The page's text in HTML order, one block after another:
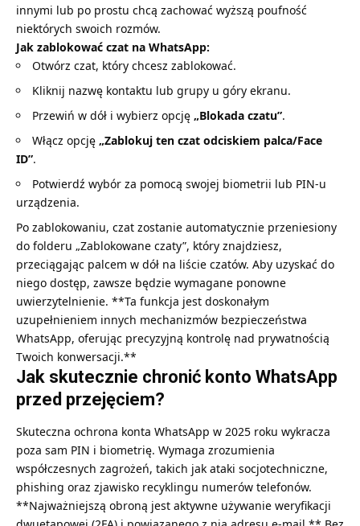
innymi lub po prostu chcą zachować wyższą poufność
niektórych swoich rozmów.
Jak zablokować czat na WhatsApp:
Otwórz czat, który chcesz zablokować.
Kliknij nazwę kontaktu lub grupy u góry ekranu.
Przewiń w dół i wybierz opcję „Blokada czatu”.
Włącz opcję „Zablokuj ten czat odciskiem palca/Face
ID”.
Potwierdź wybór za pomocą swojej biometrii lub PIN-u
urządzenia.
Po zablokowaniu, czat zostanie automatycznie przeniesiony
do folderu „Zablokowane czaty”, który znajdziesz,
przeciągając palcem w dół na liście czatów. Aby uzyskać do
niego dostęp, zawsze będzie wymagane ponowne
uwierzytelnienie. **Ta funkcja jest doskonałym
uzupełnieniem innych mechanizmów bezpieczeństwa
WhatsApp, oferując precyzyjną kontrolę nad prywatnością
Twoich konwersacji.**
Jak skutecznie chronić konto WhatsApp
przed przejęciem?
Skuteczna ochrona konta WhatsApp w 2025 roku wykracza
poza sam PIN i biometrię. Wymaga zrozumienia
współczesnych zagrożeń, takich jak ataki socjotechniczne,
phishing oraz zjawisko recyklingu numerów telefonów.
**Najważniejszą obroną jest aktywne używanie weryfikacji